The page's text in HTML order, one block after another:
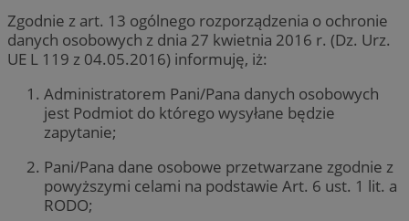
Zgodnie z art. 13 ogólnego rozporządzenia o ochronie
danych osobowych z dnia 27 kwietnia 2016 r. (Dz. Urz.
UE L 119 z 04.05.2016) informuję, iż:
Administratorem Pani/Pana danych osobowych
jest Podmiot do którego wysyłane będzie
zapytanie;
Pani/Pana dane osobowe przetwarzane zgodnie z
powyższymi celami na podstawie Art. 6 ust. 1 lit. a
RODO;